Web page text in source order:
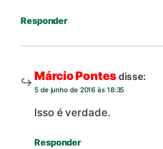
Responder
Márcio Pontesdisse:
5 de junho de 2016 às 18:35
Isso é verdade.
Responder